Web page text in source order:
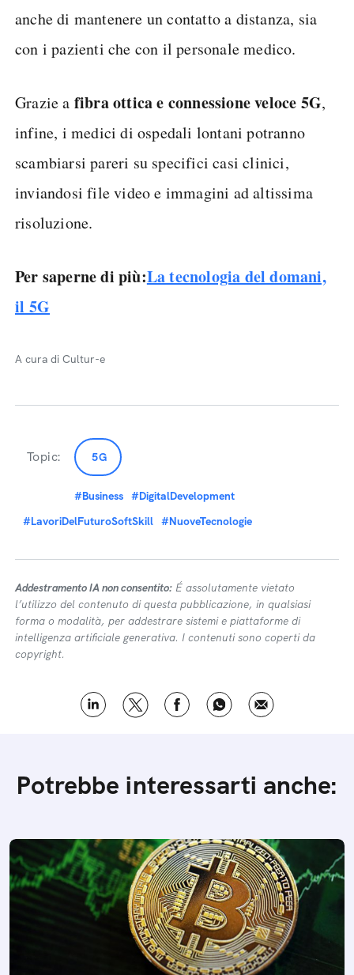
anche di mantenere un contatto a distanza, sia
con i pazienti che con il personale medico.
Grazie a fibra ottica e connessione veloce 5G,
infine, i medici di ospedali lontani potranno
scambiarsi pareri su specifici casi clinici,
inviandosi file video e immagini ad altissima
risoluzione.
Per saperne di più:La tecnologia del domani,
il 5G
A cura di Cultur-e
Topic: 5G
#Business #DigitalDevelopment
#LavoriDelFuturoSoftSkill #NuoveTecnologie
Addestramento IA non consentito: É assolutamente vietato
l’utilizzo del contenuto di questa pubblicazione, in qualsiasi
forma o modalità, per addestrare sistemi e piattaforme di
intelligenza artificiale generativa. I contenuti sono coperti da
copyright.
Potrebbe interessarti anche: